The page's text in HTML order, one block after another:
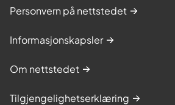
Personvern på nettstedet
Informasjonskapsler
Om nettstedet
Tilgjengelighetserklæring